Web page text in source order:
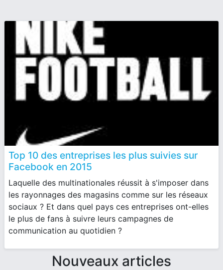
Top 10 des entreprises les plus suivies sur
Facebook en 2015
Laquelle des multinationales réussit à s'imposer dans
les rayonnages des magasins comme sur les réseaux
sociaux ? Et dans quel pays ces entreprises ont-elles
le plus de fans à suivre leurs campagnes de
communication au quotidien ?
Nouveaux articles